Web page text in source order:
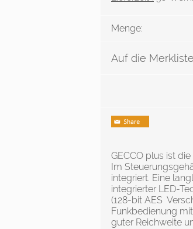
Menge:
Auf die Merkliste
GECCO plus ist
Im
integriert. Eine
integrierter LED-
(128-bit AES
Funkbedienung mit
guter Reichweite